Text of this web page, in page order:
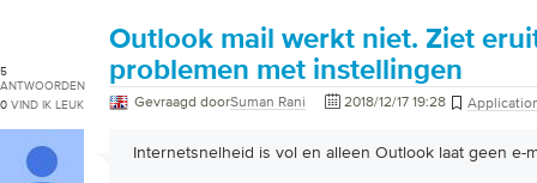
5
ANTWOORDEN
0 VIND IK LEUK
Outlook mail werkt niet. Ziet
problemen met instellingen
Gevraagd doorSuman Rani 2018/12/17 19:28
Internetsnelheid is vol en alleen Outlook laat geen e-